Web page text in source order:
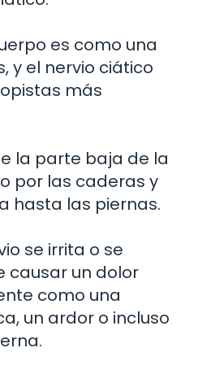
es como una
y el nervio ciático
más
la parte baja de la
por las caderas y
hasta las piernas.
se irrita o se
causar un dolor
como una
un ardor o incluso